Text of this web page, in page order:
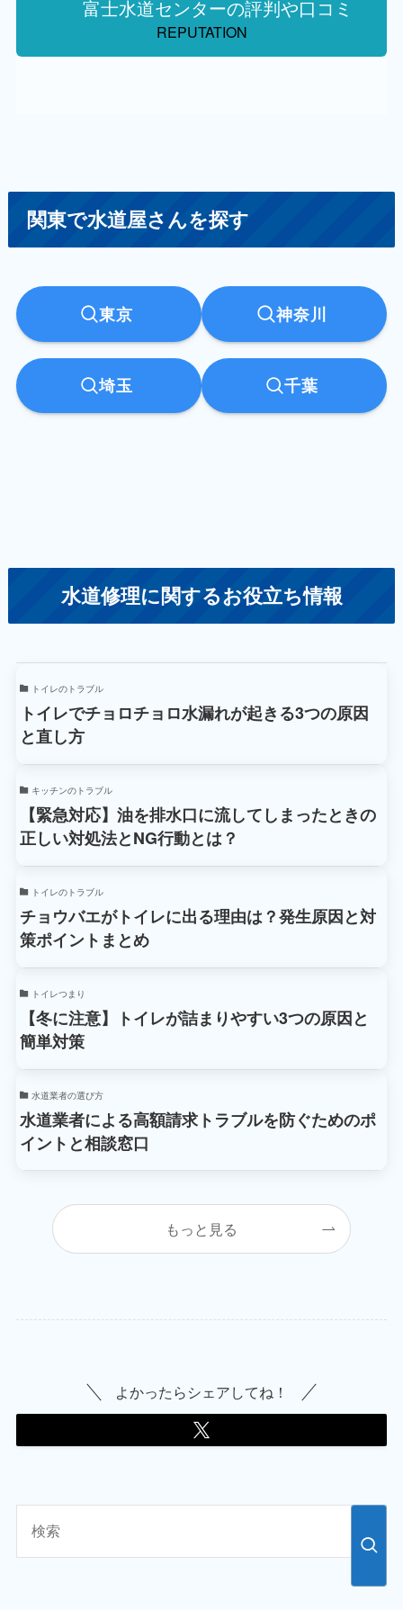
富士水道センターの評判や口コミ
REPUTATION
関東で水道屋さんを探す
東京 神奈川
埼玉 千葉
水道修理に関するお役立ち情報
トイレのトラブル
トイレでチョロチョロ水漏れが起きる3つの原因
と直し方
キッチンのトラブル
【緊急対応】油を排水口に流してしまったときの
正しい対処法とNG行動とは？
トイレのトラブル
チョウバエがトイレに出る理由は？発生原因と対
策ポイントまとめ
トイレつまり
【冬に注意】トイレが詰まりやすい3つの原因と
簡単対策
水道業者の選び方
水道業者による高額請求トラブルを防ぐためのポ
イントと相談窓口
もっと見る
よかったらシェアしてね！